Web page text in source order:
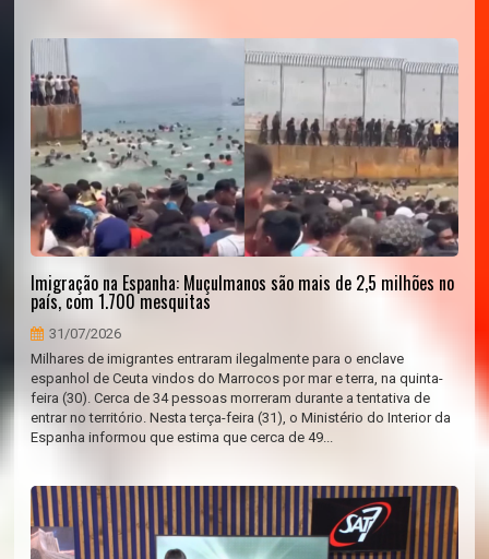
Imigração na Espanha: Muçulmanos são mais de 2,5 milhões no
país, com 1.700 mesquitas
31/07/2026
Milhares de imigrantes entraram ilegalmente para o enclave
espanhol de Ceuta vindos do Marrocos por mar e terra, na quinta-
feira (30). Cerca de 34 pessoas morreram durante a tentativa de
entrar no território. Nesta terça-feira (31), o Ministério do Interior da
Espanha informou que estima que cerca de 49...